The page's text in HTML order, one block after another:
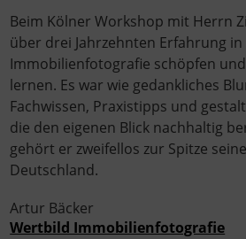
Beim Kölner Workshop mit Herrn
über drei Jahrzehnten Erfahrung in
Immobilienfotografie schöpfen
lernen. Es war wie gedankliches
Fachwissen, Praxistipps und
die den eigenen Blick nachhaltig
gehört er zweifellos zur Spitze
Deutschland.
Artur Bäcker
Wertbild Immobilienfotografie